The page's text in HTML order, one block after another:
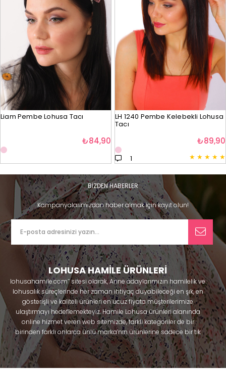
Liam Pembe Lohusa Tacı
₺84,90
LH 1240 Pembe Kelebekli Lohusa
Tacı
★ ★ ★ ★ ★
1
₺89,90
BİZDEN HABERLER
Kampanyalarımızdan haber almak için kayıt olun!
LOHUSA HAMİLE ÜRÜNLERİ
lohusahamile.com’’ sitesi olarak, Anne adaylarımızın hamilelik ve
lohusalık süreçlerinde her zaman ihtiyaç duyabileceği en şık, en
gösterişli ve kaliteli ürünleri en ucuz fiyata müşterilerimize
ulaştırmayı hedeflemekteyiz. Hamile Lohusa ürünleri alanında
online hizmet veren web sitemizde, farklı kategoriler de bir
birinden farklı onlarca ünlü marka’nın ürünlerine sadece bir tık
uzaklıkta olacaksınız. Hem hamilelik öncesi hem doğum sonrası
kullanabileceğiniz ürünler ile gebelik döneminizi huzur içinde
geçirmenize yardımcı olmaya çalışmaktayız. Annelerimizin